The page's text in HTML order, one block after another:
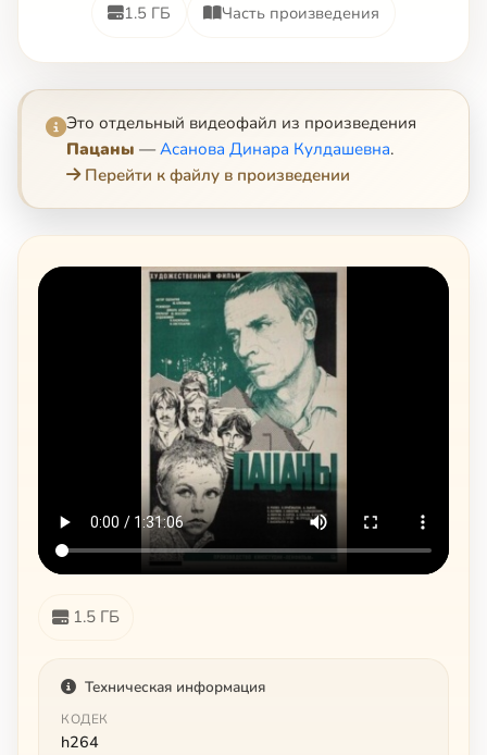
1.5 ГБ Часть произведения
Это отдельный видеофайл из произведения
Пацаны — Асанова Динара Кулдашевна.
Перейти к файлу в произведении
1.5 ГБ
Техническая информация
КОДЕК
h264